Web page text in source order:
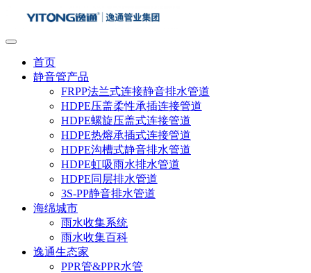
首页
静音管产品
FRPP法兰式连接静音排水管道
HDPE压盖柔性承插连接管道
HDPE螺旋压盖式连接管道
HDPE热熔承插式连接管道
HDPE沟槽式静音排水管道
HDPE虹吸雨水排水管道
HDPE同层排水管道
3S-PP静音排水管道
海绵城市
雨水收集系统
雨水收集百科
逸通生态家
PPR管&PPR水管